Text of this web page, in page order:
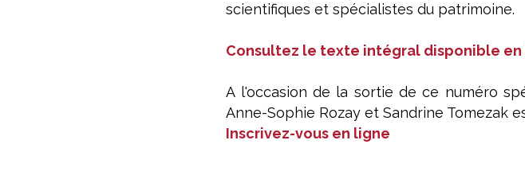
scientifiques et spécialistes du patrimoine.
Consultez le texte intégral disponible en
A l'occasion de la sortie de ce numéro
Anne-Sophie Rozay et Sandrine Tomezak
Inscrivez-vous en ligne